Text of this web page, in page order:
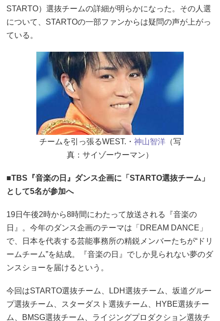
STARTO）選抜チームの詳細が明らかになった。その人選
について、STARTOの一部ファンからは疑問の声が上がっ
ている。
チームを引っ張るWEST.・ 神山智洋（写
真：サイゾーウーマン）
■TBS『音楽の日』ダンス企画に「STARTO選抜チーム」
として5名が参加へ
19日午後2時から8時間にわたって放送される『音楽の
日』。今年のダンス企画のテーマは「DREAM DANCE」
で、日本を代表する芸能事務所の精鋭メンバーたちが“ドリ
ームチーム”を結成。『音楽の日』でしか見られない夢のダ
ンスショーを届けるという。
今回はSTARTO選抜チーム、LDH選抜チーム、坂道グルー
プ選抜チーム、スターダスト選抜チーム、HYBE選抜チー
ム、BMSG選抜チーム、ライジングプロダクション選抜チ